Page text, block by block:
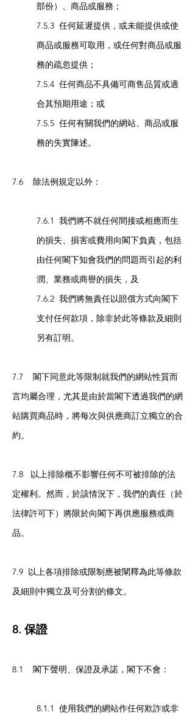
部份）、商品或服務；
7.5.3 任何延遲提供，或未能提供或使
商品或服務可取用，或任何對商品或服
務的疏忽提供；
7.5.4 任何商品不具備可商售品質或適
合其預期用途；或
7.5.5 任何有關我們的網站、商品或服
務的失實陳述。
7.6 除法例規定以外：
7.6.1 我們將不就任何間接或相應而生
的損失、損害或費用向閣下負責，包括
由任何閣下知會我們的問題而引起的利
潤、業務或商譽的損失，及
7.6.2 我們將無責任以賠償方式向閣下
支付任何款項，除非於此等條款及細則
另有訂明。
7.7 閣下同意此等限制就我們的網站性質而
言均屬合理，尤其是由於當閣下透過我們的網
站購買商品時，將每次與供應商訂立獨立的合
約。
7.8 以上排除概不影響任何不可被排除的法
定權利。然而，於該情況下，我們的責任（於
法律許可下）將限於向閣下再供應服務或商
品。
7.9 以上各項排除或限制應被闡釋為此等條款
及細則中獨立及可分割的條文。
8. 保證
8.1 閣下聲明、保證及承諾，閣下不會：
8.1.1 使用我們的網站作任何欺詐或非